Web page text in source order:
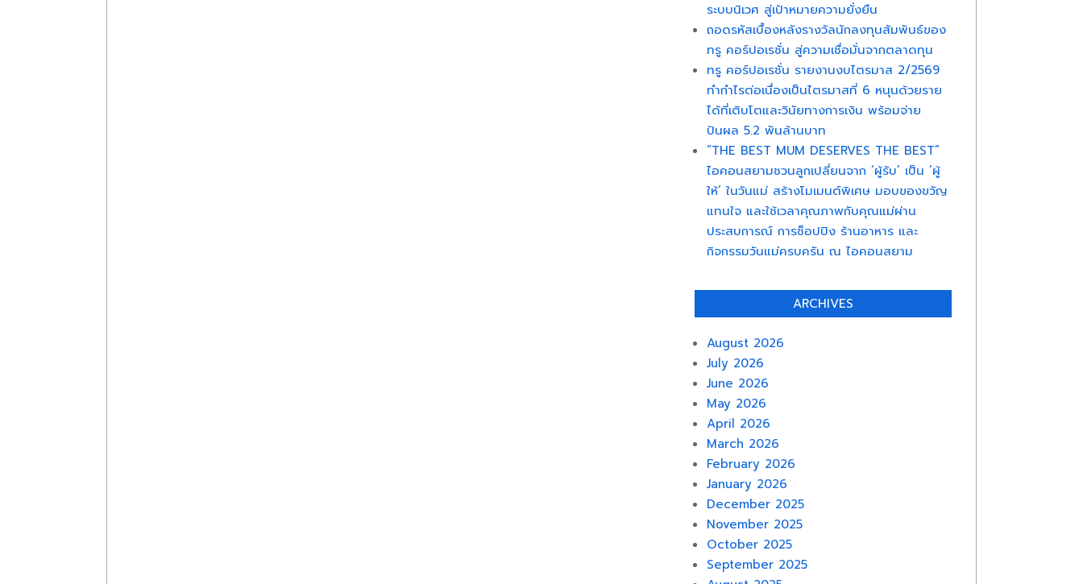
ระบบนิเวศ สู่เป้าหมายความยั่งยืน
ถอดรหัสเบื้องหลังรางวัลนักลงทุนสัมพันธ์ของ
ทรู คอร์ปอเรชั่น สู่ความเชื่อมั่นจากตลาดทุน
ทรู คอร์ปอเรชั่น รายงานงบไตรมาส 2/2569
ทำกำไรต่อเนื่องเป็นไตรมาสที่ 6 หนุนด้วยราย
ได้ที่เติบโตและวินัยทางการเงิน พร้อมจ่าย
ปันผล 5.2 พันล้านบาท
“THE BEST MUM DESERVES THE BEST”
ไอคอนสยามชวนลูกเปลี่ยนจาก ‘ผู้รับ’ เป็น ‘ผู้
ให้’ ในวันแม่ สร้างโมเมนต์พิเศษ มอบของขวัญ
แทนใจ และใช้เวลาคุณภาพกับคุณแม่ผ่าน
ประสบการณ์ การช็อปปิง ร้านอาหาร และ
กิจกรรมวันแม่ครบครัน ณ ไอคอนสยาม
ARCHIVES
August 2026
July 2026
June 2026
May 2026
April 2026
March 2026
February 2026
January 2026
December 2025
November 2025
October 2025
September 2025